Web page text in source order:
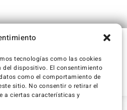
tecnologías como las cookies
dispositivo. El consentimiento
como el comportamiento de
sitio. No consentir o retirar el
a ciertas características y